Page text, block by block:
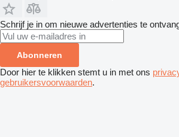
Schrijf je in om nieuwe advertenties te
Abonneren
Door hier te klikken stemt u in met ons
gebruikersvoorwaarden.